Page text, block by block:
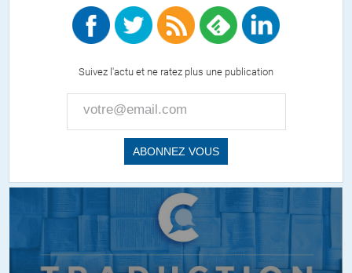
Suivez l'actu et ne ratez plus une publication